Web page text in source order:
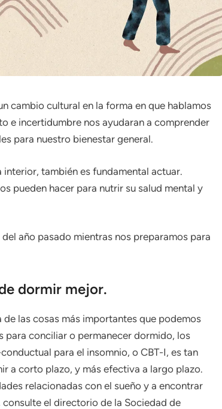
cambio cultural en la forma en que hablamos
e incertidumbre nos ayudaran a comprender
para nuestro bienestar general.
también es fundamental actuar.
pueden hacer para nutrir su salud mental y
año pasado mientras nos preparamos para
dormir mejor.
las cosas más importantes que podemos
para conciliar o permanecer dormido, los
para el insomnio, o CBT-I, es tan
a corto plazo, y más efectiva a largo plazo.
relacionadas con el sueño y a encontrar
el directorio de la Sociedad de